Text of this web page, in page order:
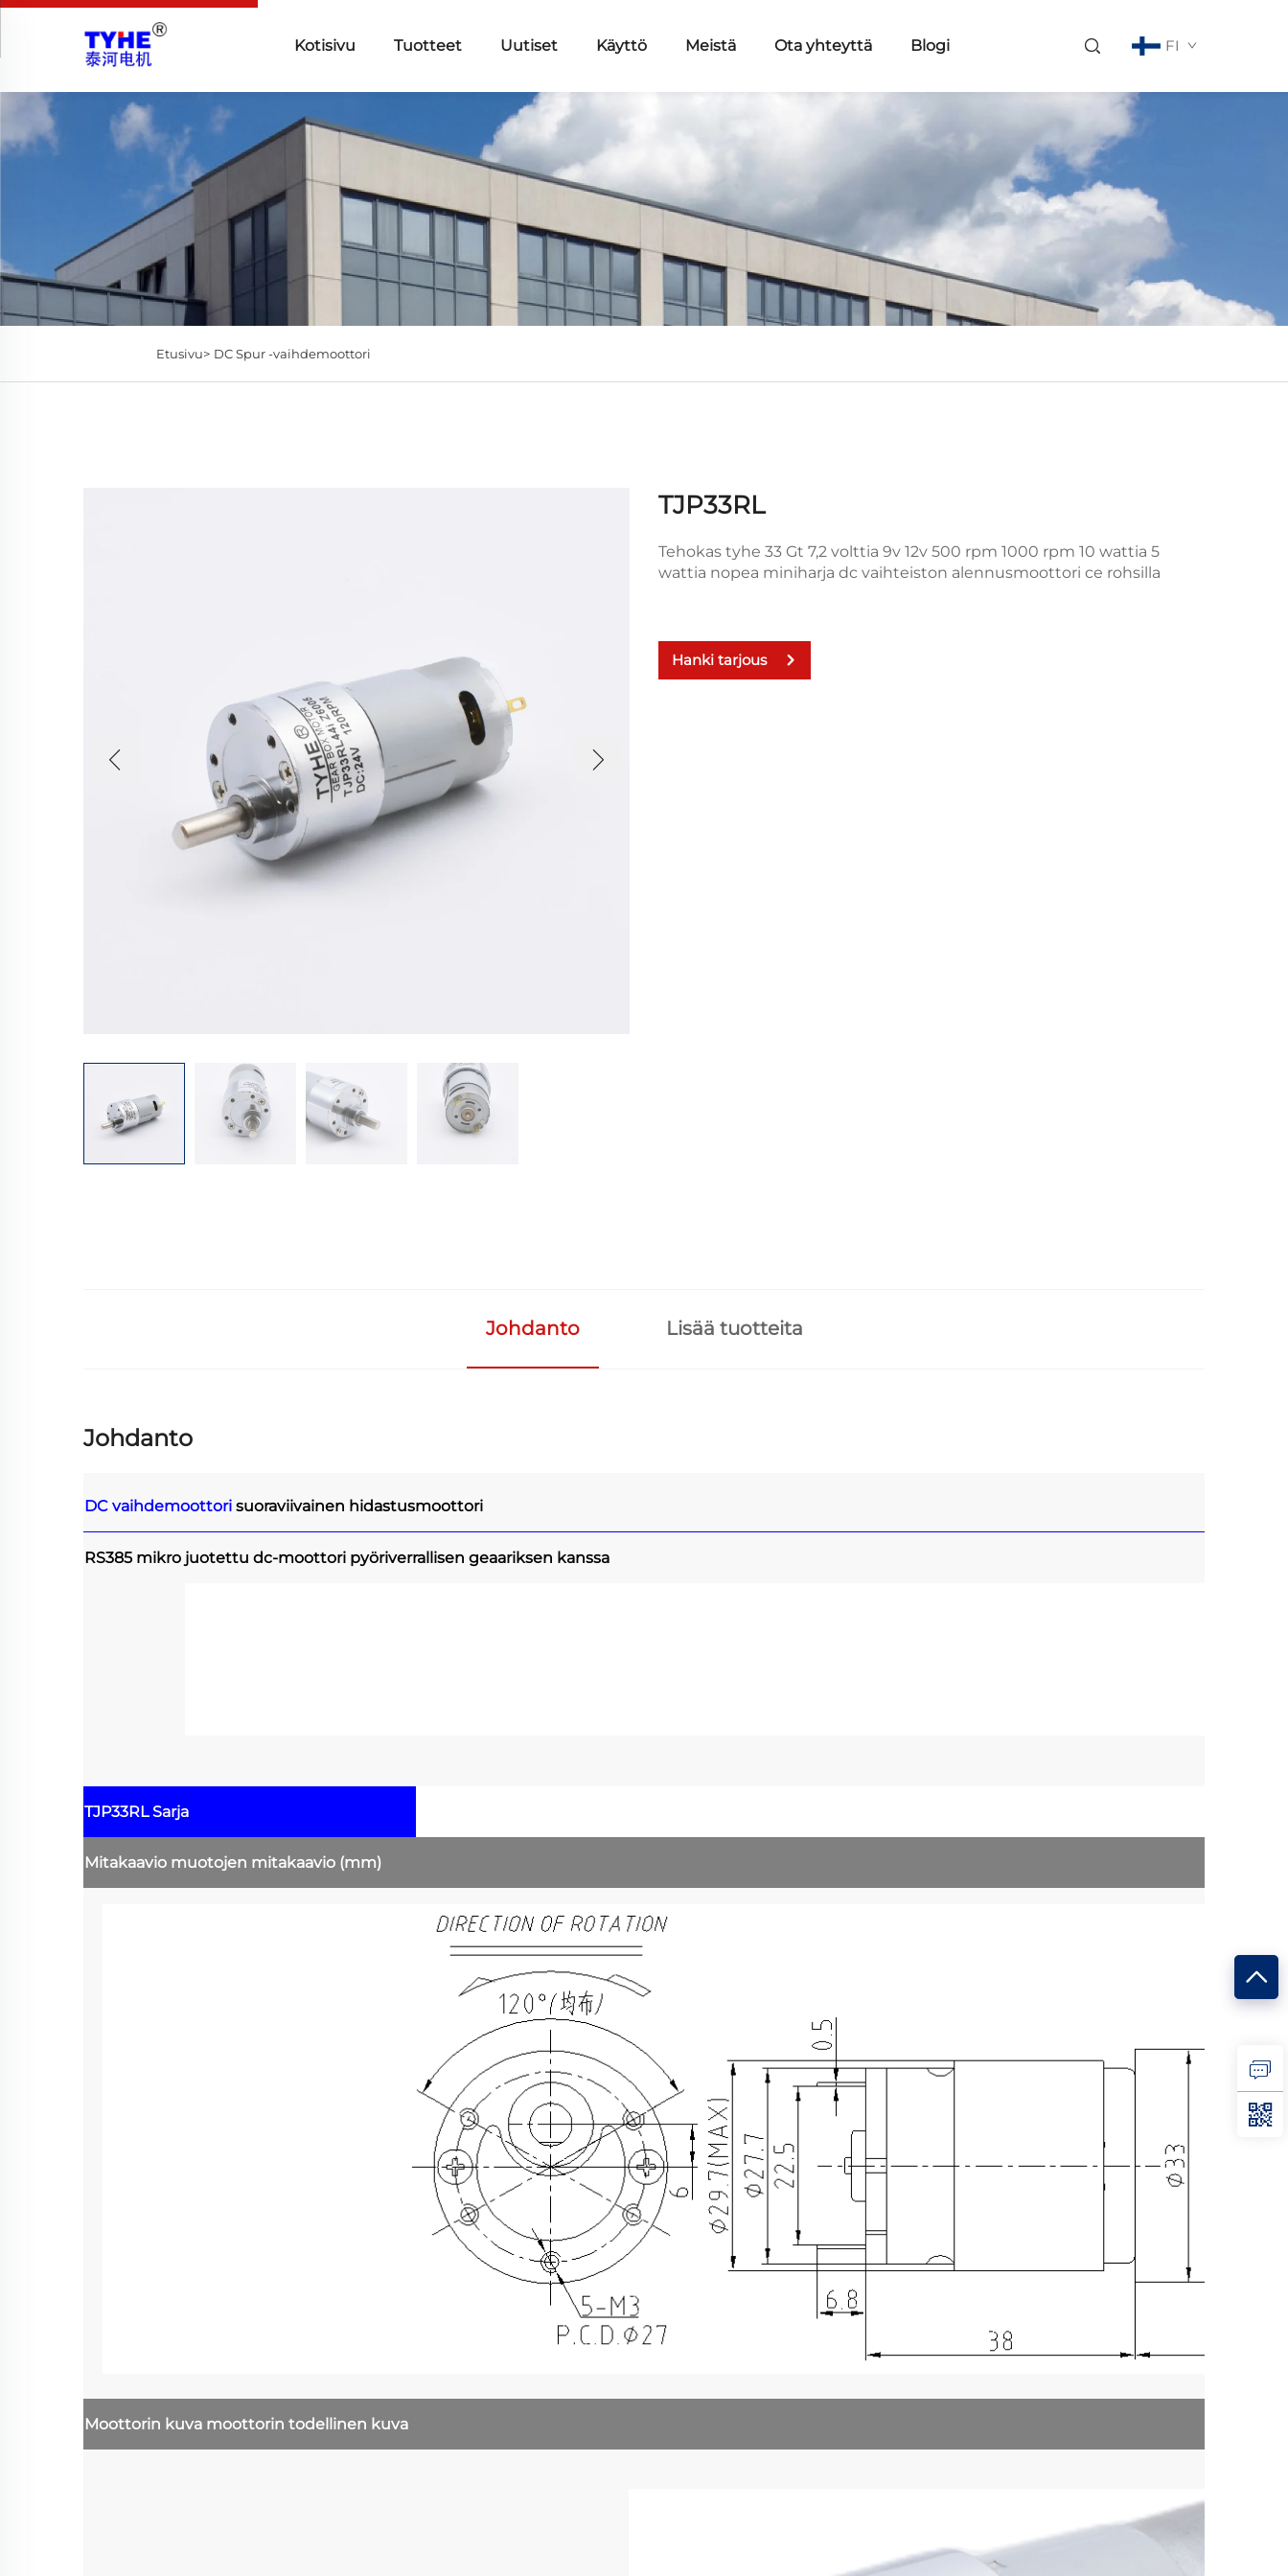
Kotisivu Tuotteet Uutiset Käyttö Meistä Ota yhteyttä Blogi FI
Etusivu> DC Spur -vaihdemoottori
TJP33RL
Tehokas tyhe 33 Gt 7,2 volttia 9v 12v 500 rpm 1000 rpm 10 wattia 5
wattia nopea miniharja dc vaihteiston alennusmoottori ce rohsilla
Hanki tarjous
Johdanto Lisää tuotteita
Johdanto
DC vaihdemoottori suoraviivainen hidastusmoottori
RS385 mikro juotettu dc-moottori pyöriverrallisen geaariksen kanssa
TJP33RL Sarja
Mitakaavio muotojen mitakaavio (mm)
Moottorin kuva moottorin todellinen kuva